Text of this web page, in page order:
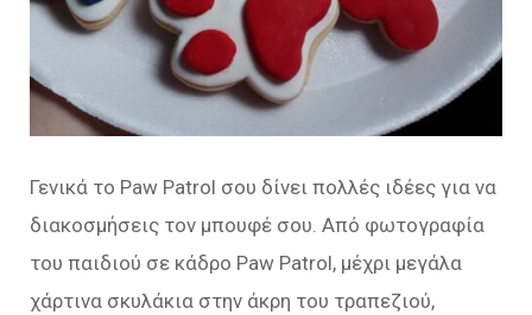
Γενικά το Paw Patrol σου δίνει πολλές ιδέες για να
διακοσμήσεις τον μπουφέ σου. Από φωτογραφία
του παιδιού σε κάδρο Paw Patrol, μέχρι μεγάλα
χάρτινα σκυλάκια στην άκρη του τραπεζιού,